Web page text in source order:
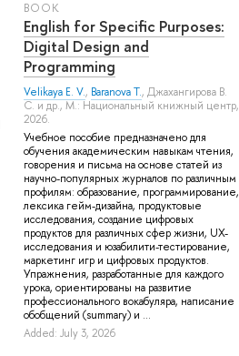
BOOK
English for Specific Purposes:
Digital Design and
Programming
Velikaya E. V., Baranova T.,Джахангирова В.
С. и др., M.: Национальный книжный центр,
2026.
Учебное пособие предназначено для
обучения академическим навыкам чтения,
говорения и письма на основе статей из
научно-популярных журналов по различным
профилям: образование, программирование,
лексика гейм-дизайна, продуктовые
исследования, создание цифровых
продуктов для различных сфер жизни, UX-
исследования и юзабилити-тестирование,
маркетинг игр и цифровых продуктов.
Упражнения, разработанные для каждого
урока, ориентированы на развитие
профессионального вокабуляра, написание
обобщений (summary) и ...
Added: July 3, 2026